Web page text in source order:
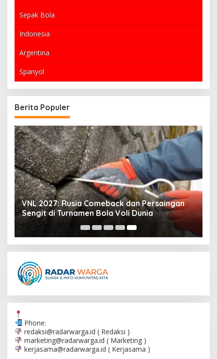
Sepak Bola
Indonesia
Argentina
Spanyol
Berita Populer
VNL 2027: Rusia Comeback dan Persaingan
Sengit di Turnamen Bola Voli Dunia
Phone:
redaksi@radarwarga.id ( Redaksi )
marketing@radarwarga.id ( Marketing )
kerjasama@radarwarga.id ( Kerjasama )